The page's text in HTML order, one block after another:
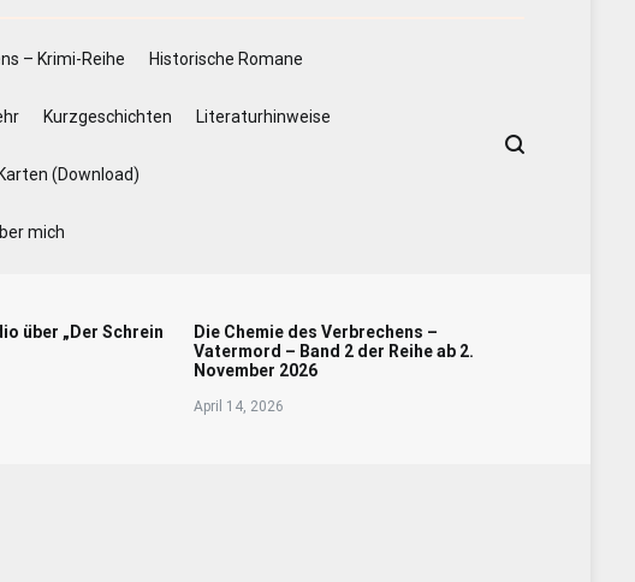
– Krimi-Reihe Historische Romane
Kurzgeschichten Literaturhinweise
(Download)
mich
über „Der Schrein
Die Chemie des Verbrechens –
Vatermord – Band 2 der Reihe ab 2.
November 2026
April 14, 2026